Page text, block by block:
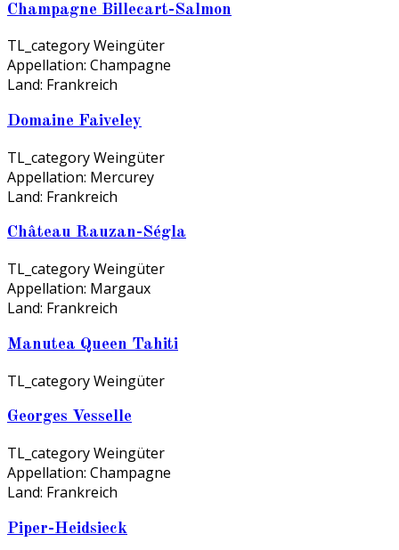
Champagne Billecart-Salmon
TL_categoryWeingüter
Appellation: Champagne
Land: Frankreich
Domaine Faiveley
TL_categoryWeingüter
Appellation: Mercurey
Land: Frankreich
Château Rauzan-Ségla
TL_categoryWeingüter
Appellation: Margaux
Land: Frankreich
Manutea Queen Tahiti
TL_categoryWeingüter
Georges Vesselle
TL_categoryWeingüter
Appellation: Champagne
Land: Frankreich
Piper-Heidsieck